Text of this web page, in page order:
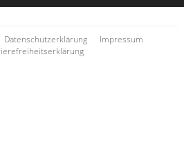
Datenschutzerklärung
Impressum